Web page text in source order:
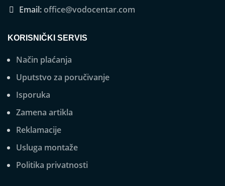
Email:office@vodocentar.com
KORISNIČKI SERVIS
Način plaćanja
Uputstvo za poručivanje
Isporuka
Zamena artikla
Reklamacije
Usluga montaže
Politika privatnosti